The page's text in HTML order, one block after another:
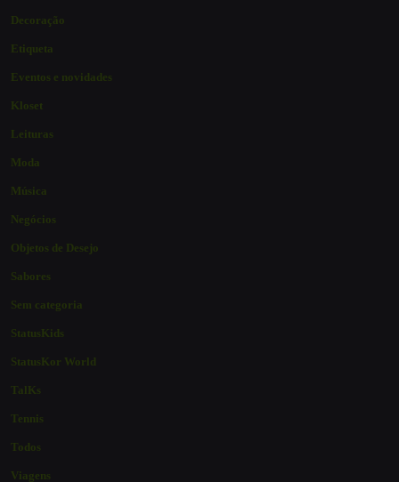
Decoração
Etiqueta
Eventos e novidades
Kloset
Leituras
Moda
Música
Negócios
Objetos de Desejo
Sabores
Sem categoria
StatusKids
StatusKor World
TalKs
Tennis
Todos
Viagens